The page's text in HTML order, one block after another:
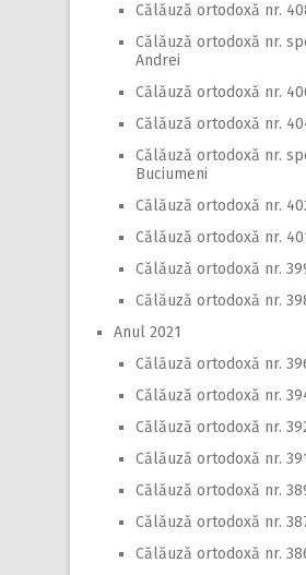
Călăuză ortodoxă nr.
Călăuză ortodoxă nr.
Andrei
Călăuză ortodoxă nr.
Călăuză ortodoxă nr.
Călăuză ortodoxă nr.
Buciumeni
Călăuză ortodoxă nr.
Călăuză ortodoxă nr.
Călăuză ortodoxă nr.
Călăuză ortodoxă nr.
Anul 2021
Călăuză ortodoxă nr.
Călăuză ortodoxă nr.
Călăuză ortodoxă nr.
Călăuză ortodoxă nr.
Călăuză ortodoxă nr.
Călăuză ortodoxă nr.
Călăuză ortodoxă nr.